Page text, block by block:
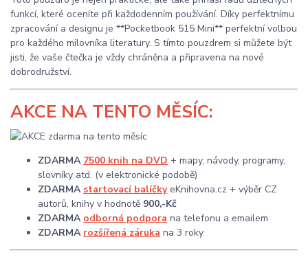
funkcí, které oceníte při každodenním používání. Díky perfektnímu
zpracování a designu je **Pocketbook 515 Mini** perfektní volbou
pro každého milovníka literatury. S tímto pouzdrem si můžete být
jisti, že vaše čtečka je vždy chráněna a připravena na nové
dobrodružství.
AKCE NA TENTO MĚSÍC:
ZDARMA 7500 knih na DVD + mapy, návody, programy,
slovníky atd. (v elektronické podobě)
ZDARMA startovací balíčkyeKnihovna.cz + výběr CZ
autorů, knihy v hodnotě 900,-Kč
ZDARMA odborná podpora na telefonu a emailem
ZDARMA rozšířená záruka na 3 roky